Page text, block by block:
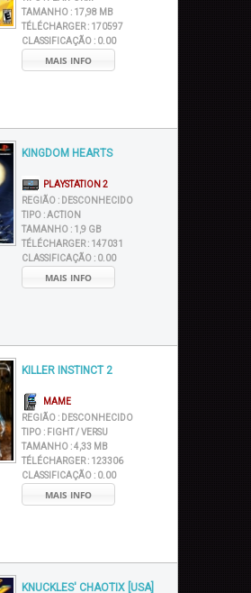
TAMANHO : 17,98 MB
TÉLÉCHARGER : 170597
CLASSIFICAÇÃO : 0.00
MAIS INFO
KINGDOM HEARTS
PLAYSTATION 2
REGIÃO : DESCONHECIDO
TIPO :ACTION
TAMANHO : 1,9 GB
TÉLÉCHARGER : 147031
CLASSIFICAÇÃO : 0.00
MAIS INFO
KILLER INSTINCT 2
MAME
REGIÃO : DESCONHECIDO
TIPO : FIGHT / VERSU
TAMANHO :4,33 MB
TÉLÉCHARGER : 123306
CLASSIFICAÇÃO : 0.00
MAIS INFO
KNUCKLES' CHAOTIX [USA]